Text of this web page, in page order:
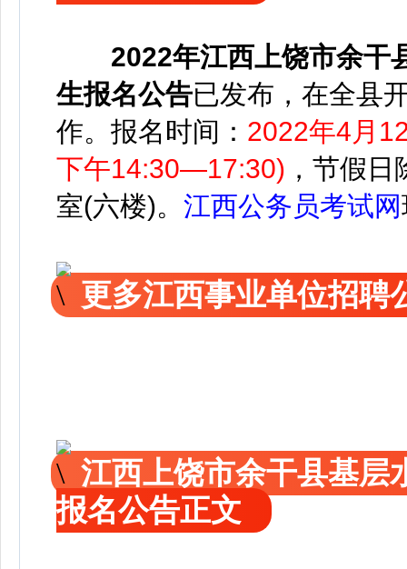
2022年江西上饶市余干
生报名公告已发布， 在全县
作。 报名时间： 2022年4月
下午14:30—17:30) ，节假日
室(六楼)。 江西公务员考试网
更多江西事业单位招聘
江西上饶市余干县基层
报名公告正文